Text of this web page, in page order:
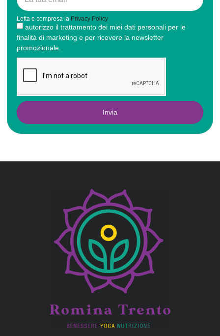
Letta e compresa la Privacy Policy
autorizzo il trattamento dei miei dati personali per le
finalità di marketing e per ricevere la newsletter
promozionale.
Invia